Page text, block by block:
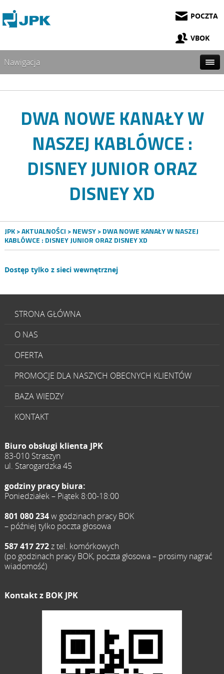
POCZTA
VBOK
Nawigacja
DWA NOWE KANAŁY W
NASZEJ KABLÓWCE :
DISNEY JUNIOR ORAZ
DISNEY XD
JPK>AKTUALNOŚCI >NEWSY> DWA NOWE KANAŁY W NASZEJ
KABLÓWCE : DISNEY JUNIOR ORAZ DISNEY XD
Dostęp tylko z sieci wewnętrznej
STRONA GŁÓWNA
O NAS
OFERTA
PROMOCJE DLA NASZYCH OBECNYCH KLIENTÓW
BAZA WIEDZY
KONTAKT
Biuro obsługi klienta JPK
83-010 Straszyn
ul. Starogardzka 45
godziny pracy biura:
Poniedziałek – Piątek 8:00-18:00
801 080 234w godzinach pracy BOK
– później tylko poczta głosowa
587 417 272z tel. komórkowych
(po godzinach pracy BOK, poczta głosowa – prosimy nagrać
wiadomość)
Kontakt z BOK JPK